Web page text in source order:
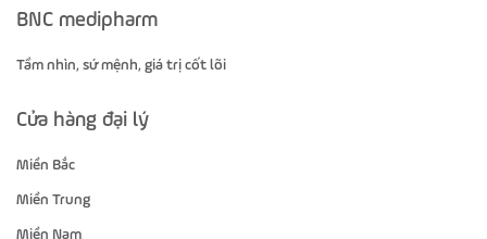
BNC medipharm
Tầm nhìn, sứ mệnh, giá trị cốt lõi
Cửa hàng đại lý
Miền Bắc
Miền Trung
Miền Nam